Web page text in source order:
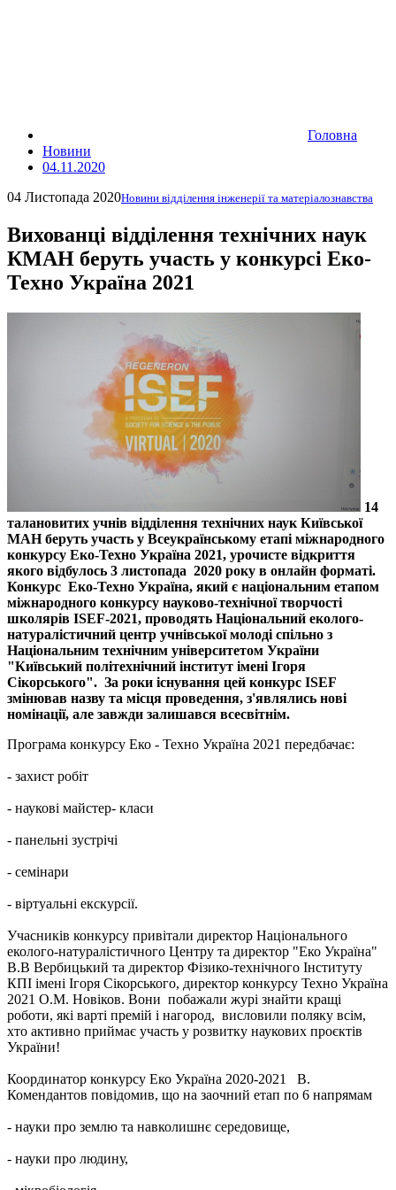
Головна
Новини
04.11.2020
04 Листопада 2020Новини відділення інженерії та матеріалознавства
Вихованці відділення технічних наук
КМАН беруть участь у конкурсі Еко-
Техно Україна 2021
14
талановитих учнів відділення технічних наук Київської
МАН беруть участь у Всеукраїнському етапі міжнародного
конкурсу Еко-Техно Україна 2021, урочисте відкриття
якого відбулось 3 листопада 2020 року в онлайн форматі.
Конкурс Еко-Техно Україна, який є національним етапом
міжнародного конкурсу науково-технічної творчості
школярів ISEF-2021, проводять Національний еколого-
натуралістичний центр учнівської молоді спільно з
Національним технічним університетом України
"Київський політехнічний інститут імені Ігоря
Сікорського". За роки існування цей конкурс ISEF
змінював назву та місця проведення, з'являлись нові
номінації, але завжди залишався всесвітнім.
Програма конкурсу Еко - Техно Україна 2021 передбачає:
- захист робіт
- наукові майстер- класи
- панельні зустрічі
- семінари
- віртуальні екскурсії.
Учасників конкурсу привітали директор Національного
еколого-натуралістичного Центру та директор "Еко Україна"
В.В Вербицький та директор Фізико-технічного Інституту
КПІ імені Ігоря Сікорського, директор конкурсу Техно Україна
2021 О.М. Новіков. Вони побажали журі знайти кращі
роботи, які варті премій і нагород, висловили поляку всім,
хто активно приймає участь у розвитку наукових проєктів
України!
Координатор конкурсу Еко Україна 2020-2021 В.
Комендантов повідомив, що на заочний етап по 6 напрямам
- науки про землю та навколишнє середовище,
- науки про людину,